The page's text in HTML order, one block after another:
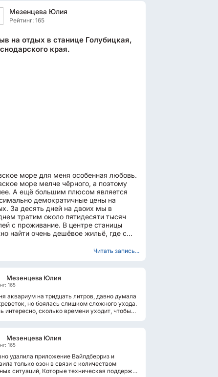
Мезенцева Юлия
Рейтинг: 165
на отдых в станице Голубицкая,
края.
море для меня особенная любовь.
море мелче чёрного, а поэтому
А ещё большим плюсом является
демократичные цены на
За десять дней на двоих мы в
тратим около пятидесяти тысяч
проживание. В центре станицы
найти очень дешёвое жильё, где с
Читать запись...
Мезенцева Юлия
165
аквариум на тридцать литров, давно думала
но боялась слишком сложного ухода.
интересно, сколько времени уходит, чтобы
Мезенцева Юлия
165
удалила приложение Вайлдберриз и
только озон в связи с количеством
ситуаций, Которые техническая поддержка